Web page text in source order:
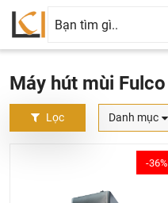
Máy hút mùi Fulco
Lọc Danh mục
-36%